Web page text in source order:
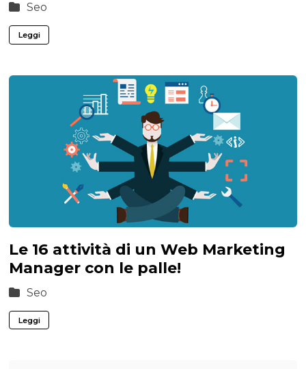
Seo
Leggi
Le 16 attività di un Web Marketing
Manager con le palle!
Seo
Leggi